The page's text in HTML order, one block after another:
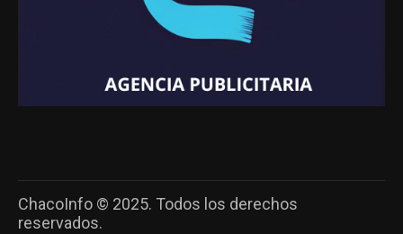
ChacoInfo © 2025. Todos los derechos
reservados.